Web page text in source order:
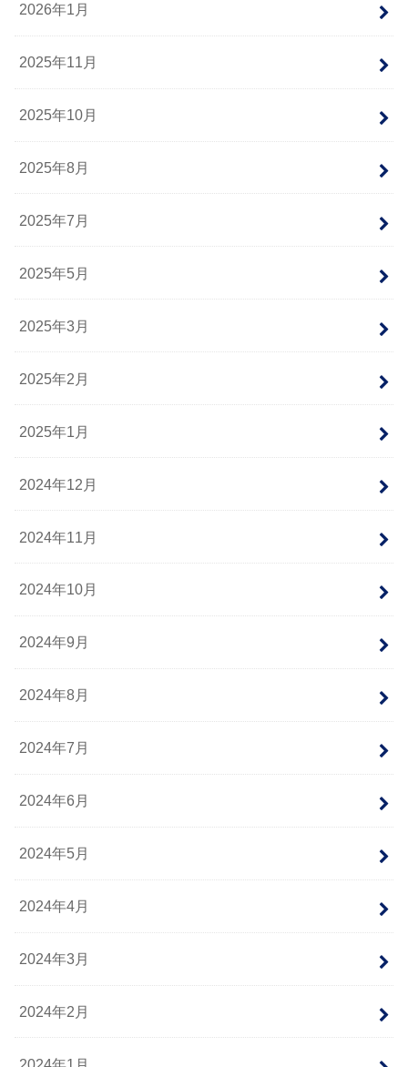
2026年1月
2025年11月
2025年10月
2025年8月
2025年7月
2025年5月
2025年3月
2025年2月
2025年1月
2024年12月
2024年11月
2024年10月
2024年9月
2024年8月
2024年7月
2024年6月
2024年5月
2024年4月
2024年3月
2024年2月